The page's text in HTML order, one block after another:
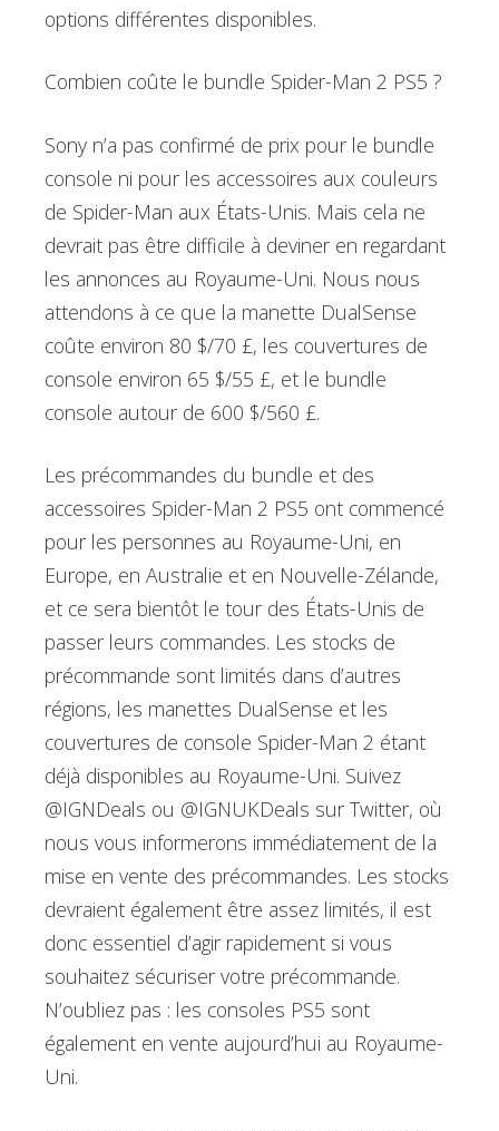
options différentes disponibles.
Combien coûte le bundle Spider-Man 2 PS5 ?
Sony n’a pas confirmé de prix pour le bundle
console ni pour les accessoires aux couleurs
de Spider-Man aux États-Unis. Mais cela ne
devrait pas être difficile à deviner en regardant
les annonces au Royaume-Uni. Nous nous
attendons à ce que la manette DualSense
coûte environ 80 $/70 £, les couvertures de
console environ 65 $/55 £, et le bundle
console autour de 600 $/560 £.
Les précommandes du bundle et des
accessoires Spider-Man 2 PS5 ont commencé
pour les personnes au Royaume-Uni, en
Europe, en Australie et en Nouvelle-Zélande,
et ce sera bientôt le tour des États-Unis de
passer leurs commandes. Les stocks de
précommande sont limités dans d’autres
régions, les manettes DualSense et les
couvertures de console Spider-Man 2 étant
déjà disponibles au Royaume-Uni. Suivez
@IGNDeals ou @IGNUKDeals sur Twitter, où
nous vous informerons immédiatement de la
mise en vente des précommandes. Les stocks
devraient également être assez limités, il est
donc essentiel d’agir rapidement si vous
souhaitez sécuriser votre précommande.
N’oubliez pas : les consoles PS5 sont
également en vente aujourd’hui au Royaume-
Uni.